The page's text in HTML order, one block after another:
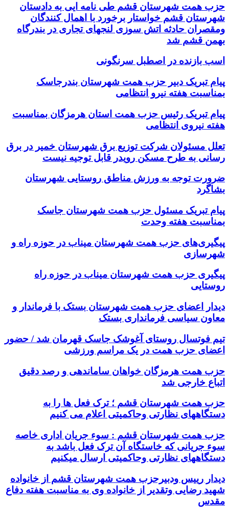
حزب همت شهرستان قشم طی نامه ایی به دادستان
شهرستان قشم خواستار برخورد با اهمال کنندگان
ومقصران حادثه اتش سوزی لنجهای تجاری در بندرگاه
بهمن قشم شد
اسب بازنده در اصطبل سرنگونی
پیام تبریک دبیر حزب همت شهرستان بندرجاسک
بمناسبت هفته نیرو انتظامی
پیام تبریک رئیس حزب همت استان هرمزگان بمناسبت
هفته نیروی انتظامی
تعلل مسئولان شرکت توزیع برق شهرستان خمیر در برق
رسانی به طرح مسکن رویدر قابل توجیه نیست
ضرورت توجه به ورزش مناطق روستایی شهرستان
بشاگرد
پیام تبریک مسئول حزب همت شهرستان جاسک
بمناسبت هفته وحدت
پیگیری‌های حزب همت شهرستان میناب در حوزه راه و
شهرسازی
پیگیری حزب همت شهرستان میناب در حوزه راه
روستایی
دیدار اعضای حزب همت شهرستان بستک با فرماندار و
معاون سیاسی فرمانداری بستک
تیم فوتسال روستای آغوشک جاسک قهرمان شد / حضور
اعضای حزب همت در یک مراسم ورزشی
حزب همت هرمزگان خواهان ساماندهی و رصد دقیق
اتباع خارجی شد
حزب همت شهرستان قشم ؛ ترک فعل ها را به
دستگاههای نظارتی وحاکمیتی اعلام می کنیم
حزب همت شهرستان قشم : سوء جریان اداری خاصه
سوء جریانی که خاستگاه آن ترک فعل باشد به
دستگاههای نظارتی وحاکمیتی ارسال میکنیم
دیدار رییس ودبیرحزب همت شهرستان قشم از خانواده
شهید رضایی وتقدیر از خانواده وی به مناسبت هفته دفاع
مقدس